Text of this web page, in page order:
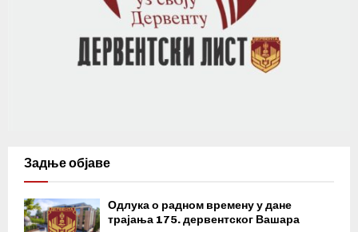
Задње објаве
Одлука о радном времену у дане
трајања 175. дервентског Вашара